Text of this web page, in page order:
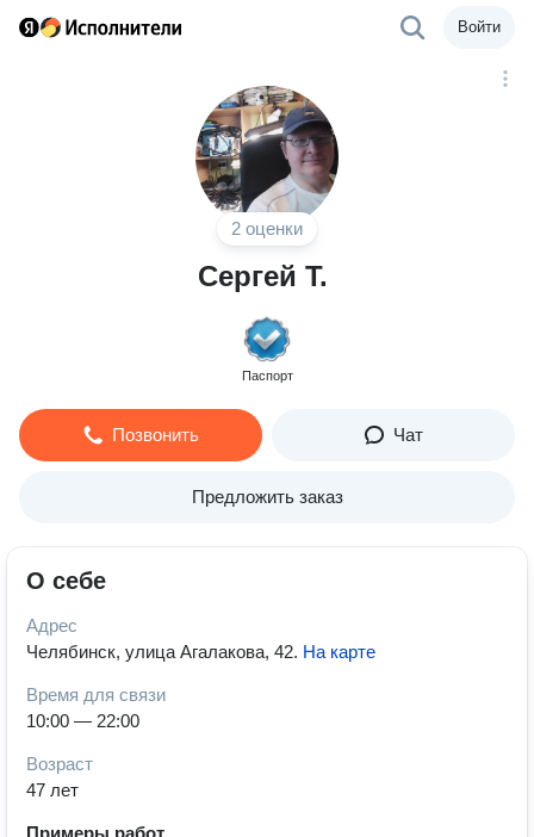
Войти
2 оценки
Сергей Т.
Паспорт
Позвонить Чат
Предложить заказ
О себе
Адрес
Челябинск, улица Агалакова, 42. На карте
Время для связи
10:00 — 22:00
Возраст
47 лет
Примеры работ